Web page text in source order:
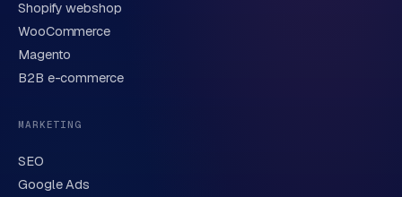
Korte omschrijving van je vraag of project
Shopify webshop
WooCommerce
Magento
B2B e-commerce
MARKETING
SEO
Google Ads